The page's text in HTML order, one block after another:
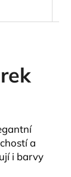
a
i barvy